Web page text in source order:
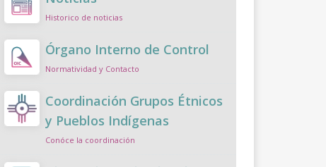
Historico de noticias
Órgano Interno de Control
Normatividad y Contacto
Coordinación Grupos Étnicos
y Pueblos Indígenas
Conóce la coordinación